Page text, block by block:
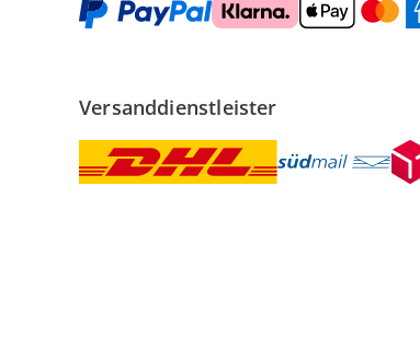
Versanddienstleister